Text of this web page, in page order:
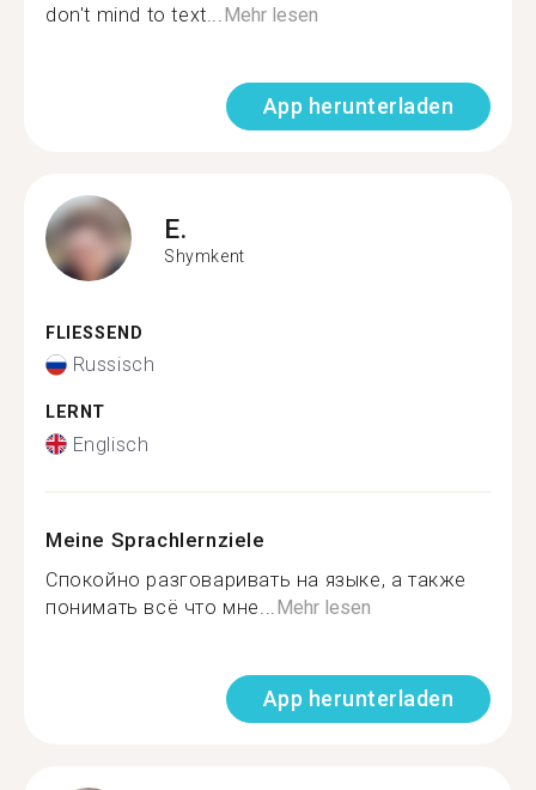
don't mind to text... Mehr lesen
App herunterladen
E.
Shymkent
FLIESSEND
Russisch
LERNT
Englisch
Meine Sprachlernziele
Спокойно разговаривать на языке, а также
понимать всё что мне... Mehr lesen
App herunterladen